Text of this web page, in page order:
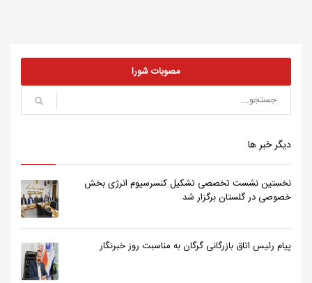
مصوبات شورا
دیگر خبر ها
نخستین نشست تخصصی تشکیل کنسرسیوم انرژی بخش
خصوصی در گلستان برگزار شد
پیام رئیس اتاق بازرگانی گرگان به مناسبت روز خبرنگار